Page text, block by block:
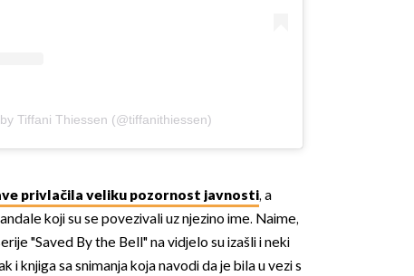
Tiffani Thiessen (@tiffanithiessen)
privlačila veliku pozornost javnosti, a
koji su se povezivali uz njezino ime. Naime,
"Saved By the Bell" na vidjelo su izašli i neki
i knjiga sa snimanja koja navodi da je bila u vezi s